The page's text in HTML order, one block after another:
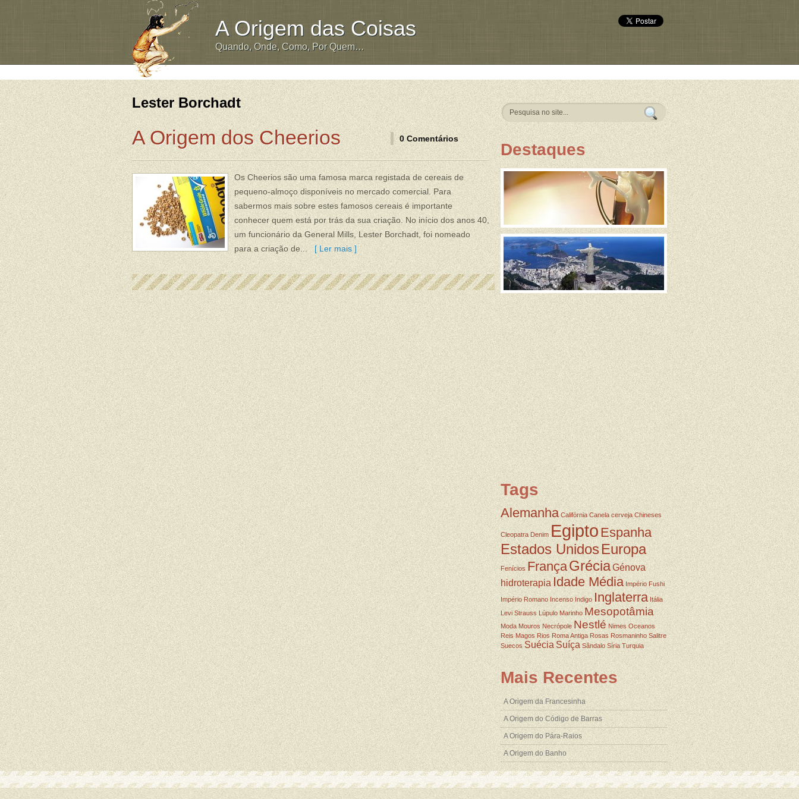
A Origem das Coisas
Quando, Onde, Como, Por Quem…
Lester Borchadt
A Origem dos Cheerios 0 Comentários
Os Cheerios são uma famosa marca registada de cereais de
pequeno-almoço disponíveis no mercado comercial. Para
sabermos mais sobre estes famosos cereais é importante
conhecer quem está por trás da sua criação. No início dos anos 40,
um funcionário da General Mills, Lester Borchadt, foi nomeado
para a criação de... [ Ler mais ]
Destaques
Tags
Alemanha Califórnia Canela cerveja Chineses
Cleopatra Denim EgiptoEspanha
Estados UnidosEuropa
Fenícios FrançaGréciaGénova
hidroterapiaIdade Média Império Fushi
Império Romano Incenso Indigo Inglaterra Itália
Levi Strauss Lúpulo Marinho Mesopotâmia
Moda Mouros Necrópole Nestlé Nimes Oceanos
Reis Magos Rios Roma Antiga Rosas Rosmaninho Salitre
Suecos Suécia Suíça Sândalo Síria Turquia
Mais Recentes
A Origem da Francesinha
A Origem do Código de Barras
A Origem do Pára-Raios
A Origem do Banho